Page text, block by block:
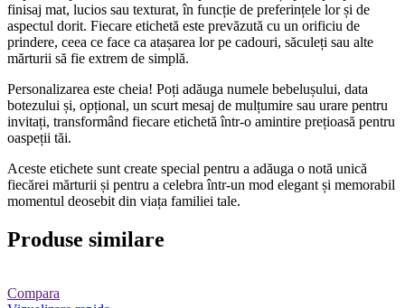
finisaj mat, lucios sau texturat, în funcție de preferințele lor și de
aspectul dorit. Fiecare etichetă este prevăzută cu un orificiu de
prindere, ceea ce face ca atașarea lor pe cadouri, săculeți sau alte
mărturii să fie extrem de simplă.
Personalizarea este cheia! Poți adăuga numele bebelușului, data
botezului și, opțional, un scurt mesaj de mulțumire sau urare pentru
invitați, transformând fiecare etichetă într-o amintire prețioasă pentru
oaspeții tăi.
Aceste etichete sunt create special pentru a adăuga o notă unică
fiecărei mărturii și pentru a celebra într-un mod elegant și memorabil
momentul deosebit din viața familiei tale.
Produse similare
Compara